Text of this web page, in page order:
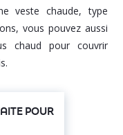
veste chaude, type
vous pouvez aussi
chaud pour couvrir
POUR